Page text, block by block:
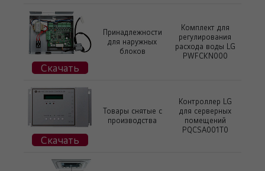
Скачать
Принадлежности
для наружных
блоков
Комплект для
регулирования
расхода воды LG
PWFCKN000
Скачать
Товары снятые с
производства
Контроллер LG
для серверных
помещений
PQCSA001T0